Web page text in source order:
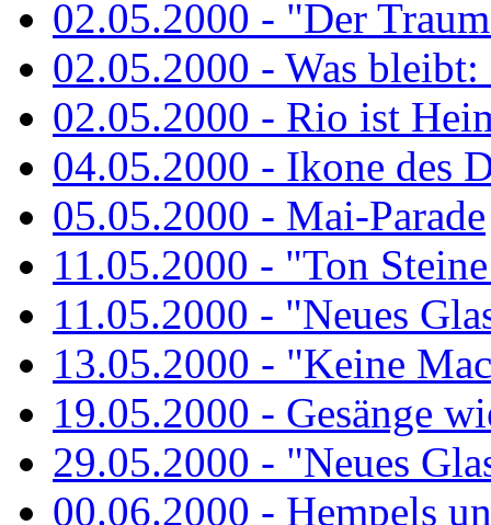
02.05.2000 - "Der
02.05.2000 - Was bleibt:
02.05.2000 - Rio ist
04.05.2000 - Ikone des
05.05.2000 - Mai-Parade
11.05.2000 - "Ton
11.05.2000 - "Neues
13.05.2000 - "Keine
19.05.2000 - Gesänge
29.05.2000 - "Neues
00.06.2000 - Hempels